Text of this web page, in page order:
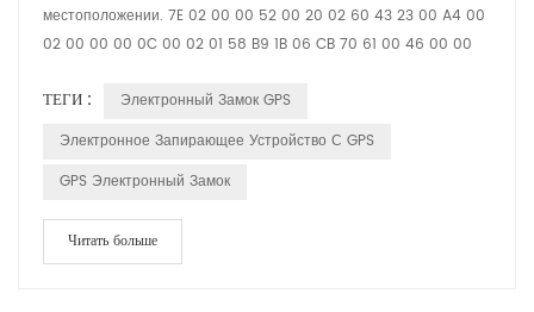
местоположении. 7E 02 00 00 52 00 20 02 60 43 23 00 A4 00
02 00 00 00 0C 00 02 01 58 B9 1B 06 CB 70 61 00 46 00 00
00 00 00 01 30 01 11 31 01 10 E3 01 00 D5 1B 02 20 02 60 43 23
27 95 93 78 61 60 00 12 20 00 00 12 34 27 95 93 78 61 58 00
ТЕГИ :
Электронный Замок GPS
Электронное Запирающее Устройство С GPS
GPS Электронный Замок
Читать больше